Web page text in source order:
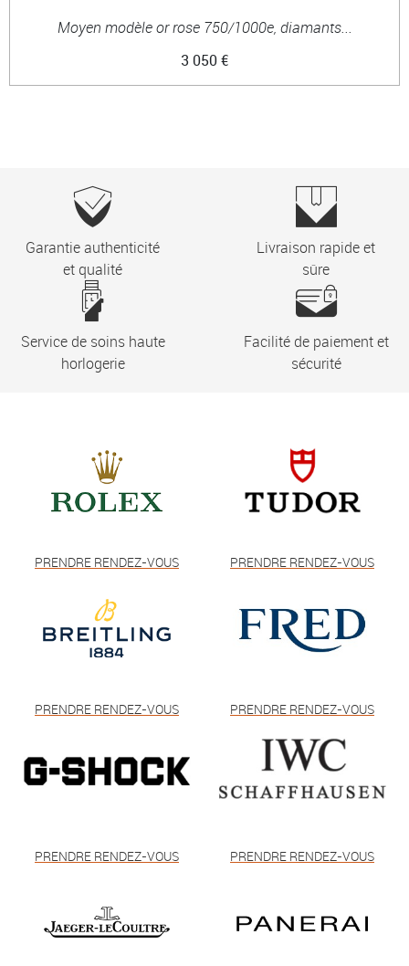
Moyen modèle or rose 750/1000e, diamants...
3 050 €
Garantie authenticité
et qualité
Livraison rapide et
sûre
Service de soins haute
horlogerie
Facilité de paiement et
sécurité
PRENDRE RENDEZ-VOUS PRENDRE RENDEZ-VOUS
PRENDRE RENDEZ-VOUS PRENDRE RENDEZ-VOUS
PRENDRE RENDEZ-VOUS PRENDRE RENDEZ-VOUS